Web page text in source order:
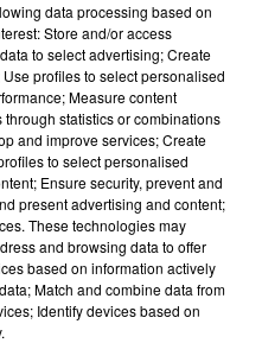
data processing based on
Store and/or access
to select advertising; Create
profiles to select personalised
Measure content
statistics or combinations
and improve services; Create
to select personalised
Ensure security, prevent and
present advertising and content;
These technologies may
and browsing data to offer
based on information actively
Match and combine data from
Identify devices based on